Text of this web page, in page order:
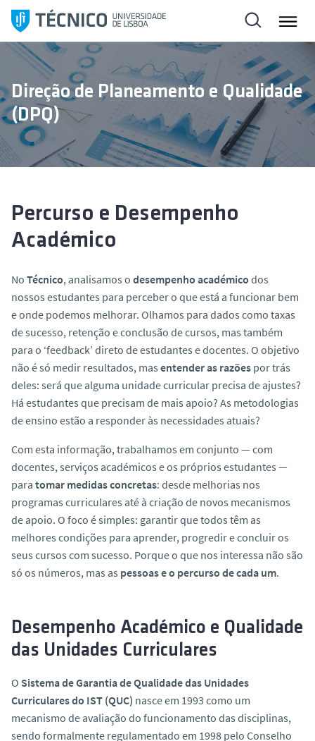
l
r
p
r
a
Direção de Planeamento e Qualidade
(DPQ)
Percurso e Desempenho
Académico
No Técnico, analisamos o desempenho académico dos
nossos estudantes para perceber o que está a funcionar bem
e onde podemos melhorar. Olhamos para dados como taxas
de sucesso, retenção e conclusão de cursos, mas também
para o ‘feedback’ direto de estudantes e docentes. O objetivo
não é só medir resultados, mas entender as razões por trás
deles: será que alguma unidade curricular precisa de ajustes?
Há estudantes que precisam de mais apoio? As metodologias
de ensino estão a responder às necessidades atuais?
Com esta informação, trabalhamos em conjunto — com
docentes, serviços académicos e os próprios estudantes —
para tomar medidas concretas: desde melhorias nos
programas curriculares até à criação de novos mecanismos
de apoio. O foco é simples: garantir que todos têm as
melhores condições para aprender, progredir e concluir os
seus cursos com sucesso. Porque o que nos interessa não são
só os números, mas as pessoas e o percurso de cada um.
Desempenho Académico e Qualidade
das Unidades Curriculares
O Sistema de Garantia de Qualidade das Unidades
Curriculares do IST (QUC) nasce em 1993 como um
mecanismo de avaliação do funcionamento das disciplinas,
sendo formalmente regulamentado em 1998 pelo Conselho